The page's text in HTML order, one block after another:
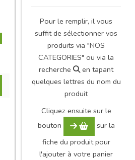
Pour le remplir, il vous
suffit de sélectionner vos
produits via "NOS
CATEGORIES" ou via la
recherche
en tapant
quelques lettres du nom du
produit
Cliquez ensuite sur le
bouton
sur la
fiche du produit pour
l'ajouter à votre panier